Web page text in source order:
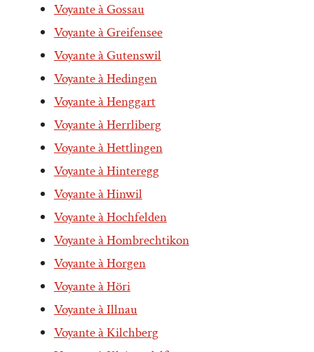
Voyante à Gossau
Voyante à Greifensee
Voyante à Gutenswil
Voyante à Hedingen
Voyante à Henggart
Voyante à Herrliberg
Voyante à Hettlingen
Voyante à Hinteregg
Voyante à Hinwil
Voyante à Hochfelden
Voyante à Hombrechtikon
Voyante à Horgen
Voyante à Höri
Voyante à Illnau
Voyante à Kilchberg